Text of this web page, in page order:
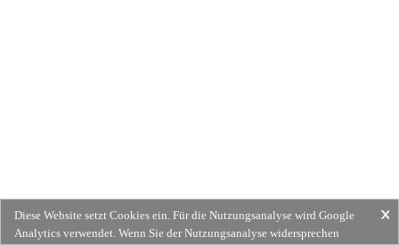
Diese Website setzt Cookies ein. Für die Nutzungsanalyse wird Google
Analytics verwendet. Wenn Sie der Nutzungsanalyse widersprechen